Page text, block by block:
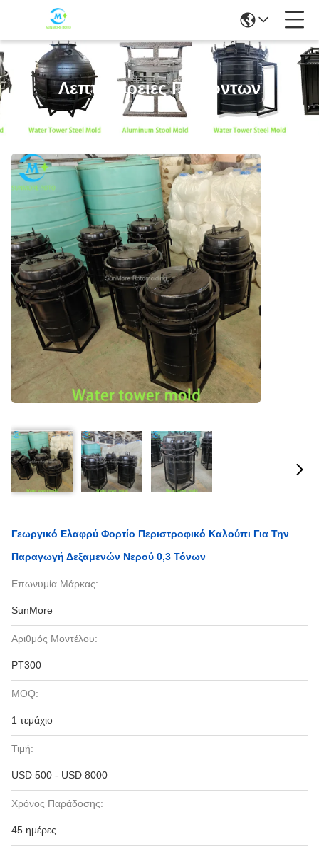
Λεπτομέρειες Προϊόντων
Γεωργικό Ελαφρύ Φορτίο Περιστροφικό Καλούπι Για Την
Παραγωγή Δεξαμενών Νερού 0,3 Τόνων
Επωνυμία Μάρκας:
SunMore
Αριθμός Μοντέλου:
PT300
MOQ:
1 τεμάχιο
Τιμή:
USD 500 - USD 8000
Χρόνος Παράδοσης:
45 ημέρες